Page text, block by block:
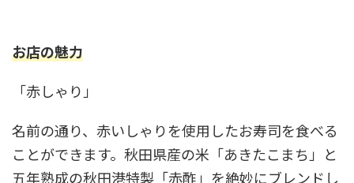
お店の魅力
「赤しゃり」
名前の通り、赤いしゃりを使用したお寿司を食べる
ことができます。秋田県産の米「あきたこまち」と
五年熟成の秋田港特製「赤酢」を絶妙にブレンドし